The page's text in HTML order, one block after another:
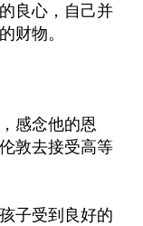
良心，自己并
财物。
感念他的恩
敦去接受高等
子受到良好的